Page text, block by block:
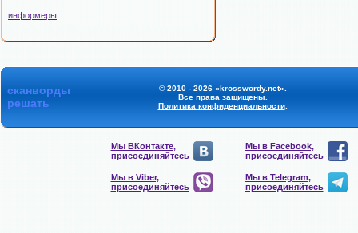
информеры
сканворды
решать
© 2010 - 2026 «krosswordy.net».
Все права защищены.
Политика конфиденциальности.
Мы ВКонтакте,
присоединяйтесь
Мы в Facebook,
присоединяйтесь
Мы в Viber,
присоединяйтесь
Мы в Telegram,
присоединяйтесь